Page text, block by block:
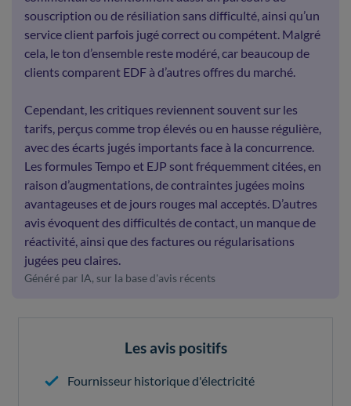
souscription ou de résiliation sans difficulté, ainsi qu’un
service client parfois jugé correct ou compétent. Malgré
cela, le ton d’ensemble reste modéré, car beaucoup de
clients comparent EDF à d’autres offres du marché.
Cependant, les critiques reviennent souvent sur les
tarifs, perçus comme trop élevés ou en hausse régulière,
avec des écarts jugés importants face à la concurrence.
Les formules Tempo et EJP sont fréquemment citées, en
raison d’augmentations, de contraintes jugées moins
avantageuses et de jours rouges mal acceptés. D’autres
avis évoquent des difficultés de contact, un manque de
réactivité, ainsi que des factures ou régularisations
jugées peu claires.
Généré par IA, sur la base d'avis récents
Les avis positifs
Fournisseur historique d'électricité